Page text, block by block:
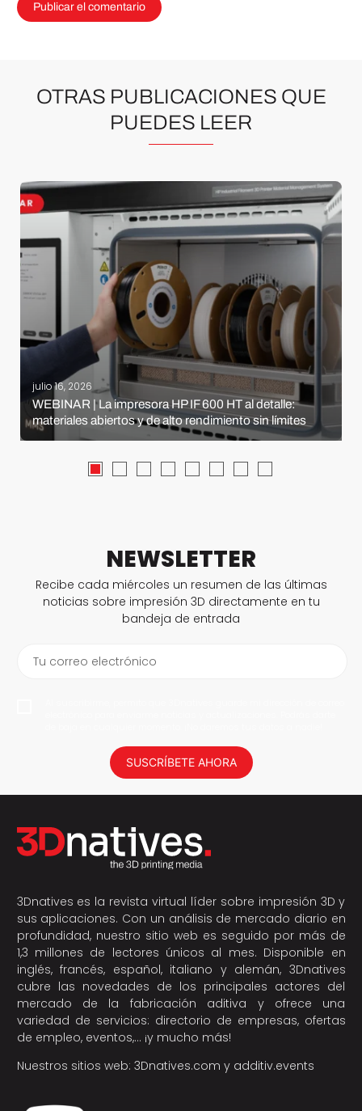
OTRAS PUBLICACIONES QUE
PUEDES LEER
julio 16, 2026
WEBINAR | La impresora HP IF 600 HT al detalle:
materiales abiertos y de alto rendimiento sin límites
NEWSLETTER
Recibe cada miércoles un resumen de las últimas
noticias sobre impresión 3D directamente en tu
bandeja de entrada
Tu correo electrónico
SUSCRÍBETE AHORA
3Dnatives es la revista virtual líder sobre impresión 3D y
sus aplicaciones. Con un análisis de mercado diario en
profundidad, nuestro sitio web es seguido por más de
1,3 millones de lectores únicos al mes. Disponible en
inglés, francés, español, italiano y alemán, 3Dnatives
cubre las novedades de los principales actores del
mercado de la fabricación aditiva y ofrece una
variedad de servicios: directorio de empresas, ofertas
de empleo, eventos,… ¡y mucho más!
Nuestros sitios web: 3Dnatives.com y additiv.events